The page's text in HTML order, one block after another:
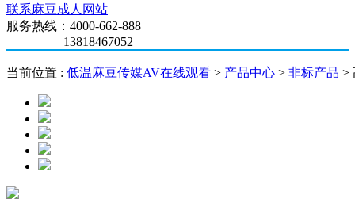
联系麻豆成人网站
服务热线：4000-662-888
13818467052
当前位置 : 低温麻豆传媒AV在线观看 > 产品中心 > 非标产品 >